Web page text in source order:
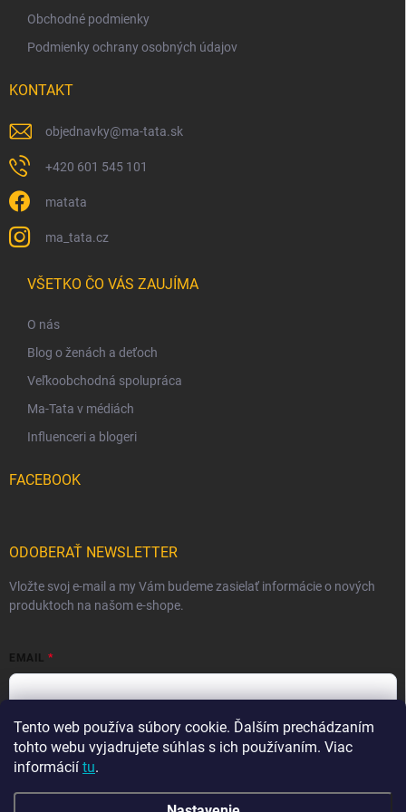
Tento web používa súbory cookie. Ďalším prechádzaním
tohto webu vyjadrujete súhlas s ich používaním. Viac
informácií tu.
Obchodné podmienky
Podmienky ochrany osobných údajov
KONTAKT
objednavky@ma-tata.sk
+420 601 545 101
matata
ma_tata.cz
VŠETKO ČO VÁS ZAUJÍMA
O nás
Blog o ženách a deťoch
Veľkoobchodná spolupráca
Ma-Tata v médiách
Influenceri a blogeri
FACEBOOK
ODOBERAŤ NEWSLETTER
Vložte svoj e-mail a my Vám budeme zasielať informácie o nových
produktoch na našom e-shope.
EMAIL
Vložením e-mailu súhlasíte spodmienkami ochrany osobných
údajov
Prihlásiť sa